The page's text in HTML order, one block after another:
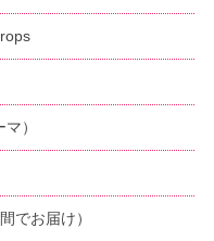
）
でお届け）